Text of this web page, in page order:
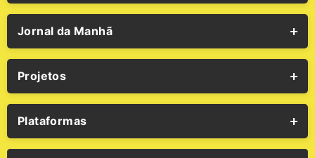
Jornal da Manhã
Projetos
Plataformas